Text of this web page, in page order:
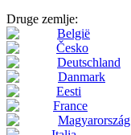
Druge zemlje:
België
Česko
Deutschland
Danmark
Eesti
France
Magyarország